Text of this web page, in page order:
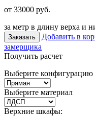
от 33000 руб.
за метр в длину верха и
Заказать Добавить в
замерщика
Получить расчет
Выберите конфигурацию
Выберите материал
Верхние шкафы: